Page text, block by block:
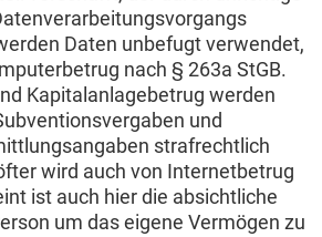
Daten unbefugt verwendet,
nach § 263a StGB.
Kapitalanlagebetrug werden
und
strafrechtlich
wird auch von Internetbetrug
ist auch hier die absichtliche
um das eigene Vermögen zu